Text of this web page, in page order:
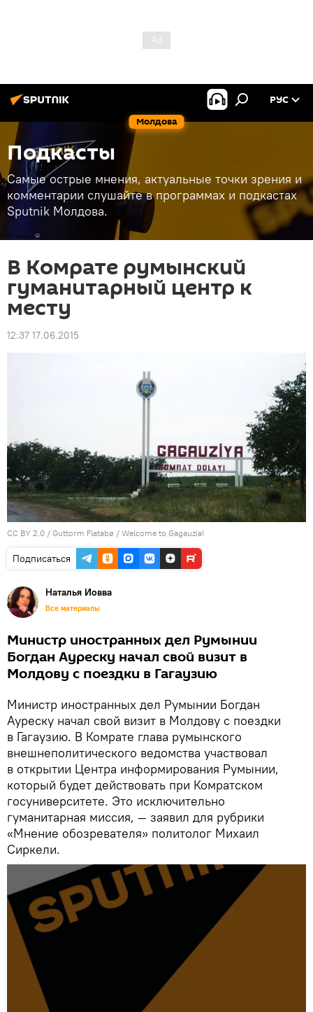
Молдова
РУС
Подкасты
Самые острые мнения, актуальные точки зрения и
комментарии слушайте в программах и подкастах
Sputnik Молдова.
В Комрате румынский
гуманитарный центр к
месту
12:37 17.06.2015
CC BY 2.0 / Guttorm Flatabø / Welcome to Gagauzia!
Подписаться
Наталья Иовва
Все материалы
Министр иностранных дел Румынии
Богдан Ауреску начал свой визит в
Молдову с поездки в Гагаузию
Министр иностранных дел Румынии Богдан
Ауреску начал свой визит в Молдову с поездки
в Гагаузию. В Комрате глава румынского
внешнеполитического ведомства участвовал
в открытии Центра информирования Румынии,
который будет действовать при Комратском
госуниверситете. Это исключительно
гуманитарная миссия, — заявил для рубрики
«Мнение обозревателя» политолог Михаил
Сиркели.